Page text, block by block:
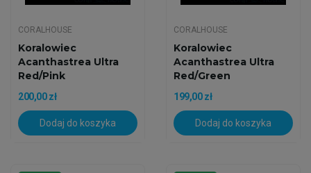
CORALHOUSE
Koralowiec
Acanthastrea Ultra
Red/Pink
200,00 zł
Dodaj do koszyka
CORALHOUSE
Koralowiec
Acanthastrea Ultra
Red/Green
199,00 zł
Dodaj do koszyka